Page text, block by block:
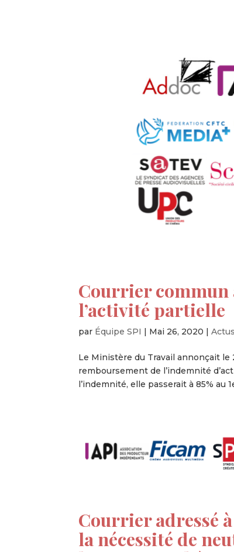
Courrier commun
l’activité partielle
par Équipe SPI | Mai 26, 2020 |
Le Ministère du Travail annonçait
remboursement de l’indemnité
l’indemnité, elle passerait à 85% au
Courrier adressé
la nécessité de